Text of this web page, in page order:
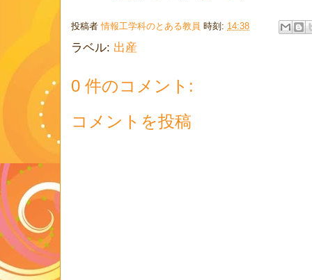
投稿者情報工学科のとある教員 時刻: 14:38
ラベル: 出産
0 件のコメント:
コメントを投稿